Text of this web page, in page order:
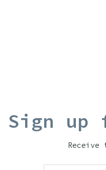
Sign up